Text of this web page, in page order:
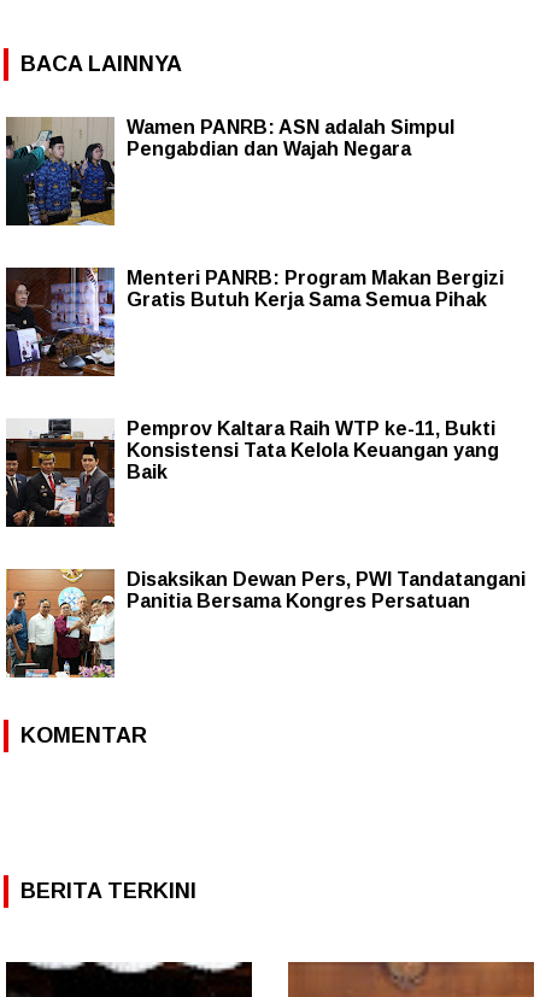
BACA LAINNYA
Wamen PANRB: ASN adalah Simpul
Pengabdian dan Wajah Negara
Menteri PANRB: Program Makan Bergizi
Gratis Butuh Kerja Sama Semua Pihak
Pemprov Kaltara Raih WTP ke-11, Bukti
Konsistensi Tata Kelola Keuangan yang
Baik
Disaksikan Dewan Pers, PWI Tandatangani
Panitia Bersama Kongres Persatuan
KOMENTAR
BERITA TERKINI